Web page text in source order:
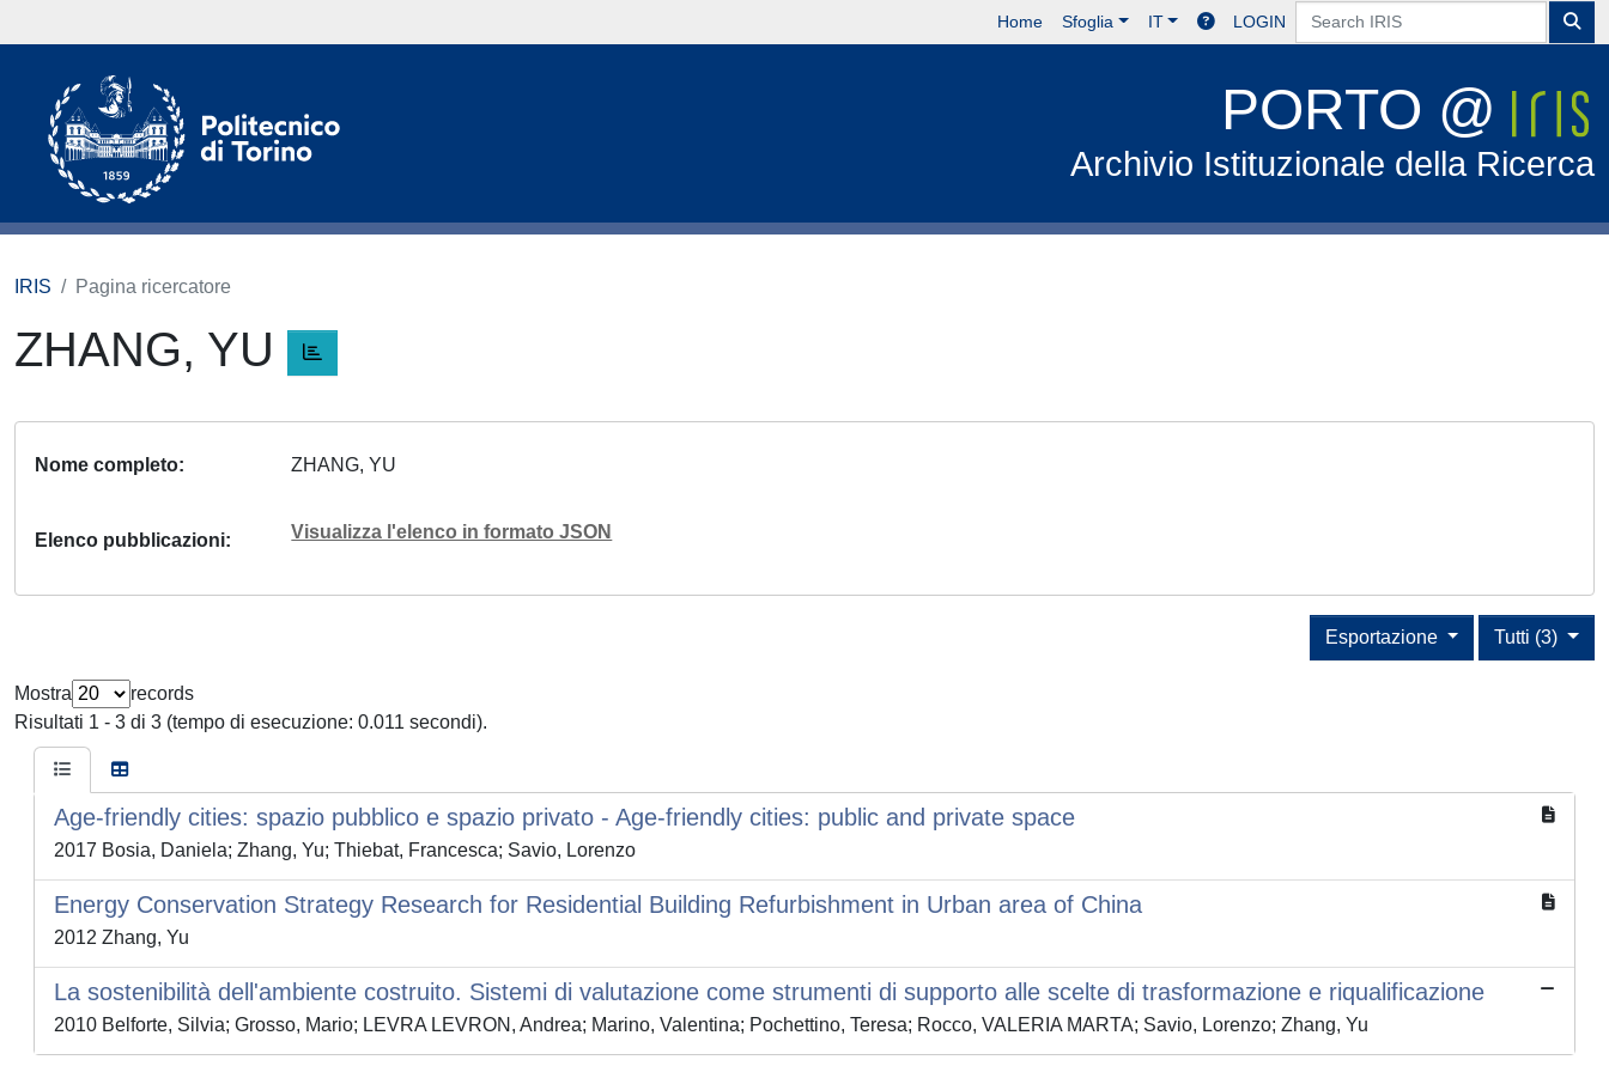
Home Sfoglia IT LOGIN
PORTO @
Archivio Istituzionale della Ricerca
IRIS Pagina ricercatore
ZHANG, YU
Nome completo ZHANG, YU
Elenco pubblicazioni Visualizza l'elenco in formato JSON
Tutti (3)
Esportazione
Mostra
records
Risultati 1 - 3 di 3 (tempo di esecuzione: 0.011 secondi).
Age-friendly cities: spazio pubblico e spazio privato - Age-friendly cities: public and private space
2017 Bosia, Daniela; Zhang, Yu; Thiebat, Francesca; Savio, Lorenzo
Energy Conservation Strategy Research for Residential Building Refurbishment in Urban area of China
2012 Zhang, Yu
La sostenibilità dell'ambiente costruito. Sistemi di valutazione come strumenti di supporto alle scelte di trasformazione e riqualificazione
2010 Belforte, Silvia; Grosso, Mario; LEVRA LEVRON, Andrea; Marino, Valentina; Pochettino, Teresa; Rocco, VALERIA MARTA; Savio, Lorenzo; Zhang, Yu